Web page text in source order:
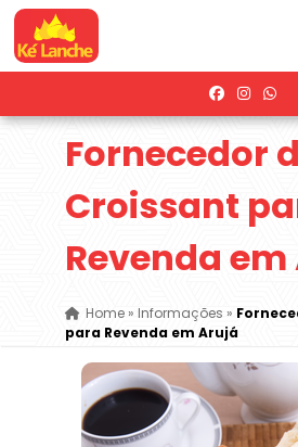
Fornecedor
Croissant
Revenda
Home» Informações »
para Revenda em Arujá